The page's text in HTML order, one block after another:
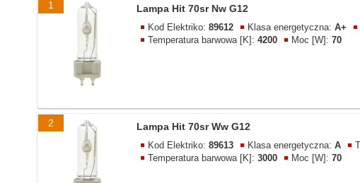
1 Lampa Hit 70sr Nw G12
Kod Elektriko: 89612 Klasa energetyczna: A+
Temperatura barwowa [K]: 4200 Moc [W]: 70
2 Lampa Hit 70sr Ww G12
Kod Elektriko: 89613 Klasa energetyczna: A
Temperatura barwowa [K]: 3000 Moc [W]: 70